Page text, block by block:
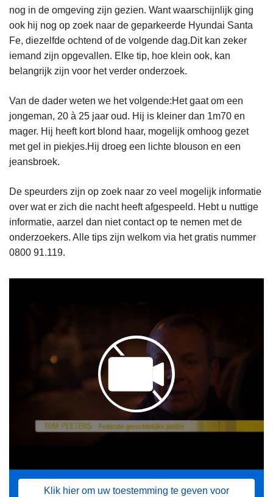
nog in de omgeving zijn gezien. Want waarschijnlijk ging
ook hij nog op zoek naar de geparkeerde Hyundai Santa
Fe, diezelfde ochtend of de volgende dag.Dit kan zeker
iemand zijn opgevallen. Elke tip, hoe klein ook, kan
belangrijk zijn voor het verder onderzoek.
Van de dader weten we het volgende:Het gaat om een
jongeman, 20 à 25 jaar oud. Hij is kleiner dan 1m70 en
mager. Hij heeft kort blond haar, mogelijk omhoog gezet
met gel in piekjes.Hij droeg een lichte blouson en een
jeansbroek.
De speurders zijn op zoek naar zo veel mogelijk informatie
over wat er zich die nacht heeft afgespeeld. Hebt u nuttige
informatie, aarzel dan niet contact op te nemen met de
onderzoekers. Alle tips zijn welkom via het gratis nummer
0800 91.119.
Klik hier om uw toestemming te geven voor